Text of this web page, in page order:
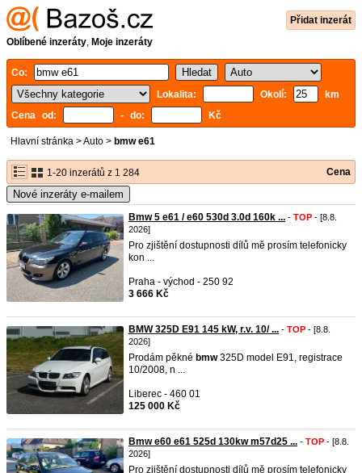
Přidat inzerát
Oblíbené inzeráty, Moje inzeráty
Co:
Lokalita:
Okolí:
km
Cena od:
- do: Kč
Hlavní stránka >Auto > bmw e61
1-20 inzerátů z 1 284 Cena
Nové inzeráty e-mailem
Bmw 5 e61 / e60 530d 3.0d 160k ... - TOP - [8.8.
2026]
Pro zjištění dostupnosti dílů mě prosím telefonicky
kon ...
Praha - východ - 250 92
3 666 Kč
BMW 325D E91 145 kW, r.v. 10/ ... - TOP - [8.8.
2026]
Prodám pěkné bmw325D model E91, registrace
10/2008, n ...
Liberec - 460 01
125 000 Kč
Bmw e60 e61 525d 130kw m57d25 ... - TOP - [8.8.
2026]
Pro zjištění dostupnosti dílů mě prosím telefonicky